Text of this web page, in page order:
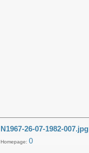
N1967-26-07-1982-007.jpg
Homepage: 0